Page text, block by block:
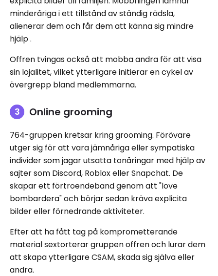
minderåriga i ett tillstånd av ständig rädsla,
alienerar dem och får dem att känna sig mindre
hjälp .
Offren tvingas också att mobba andra för att visa
sin lojalitet, vilket ytterligare initierar en cykel av
övergrepp bland medlemmarna.
Online grooming
764-gruppen kretsar kring grooming. Förövare
utger sig för att vara jämnåriga eller sympatiska
individer som jagar utsatta tonåringar med hjälp av
sajter som Discord, Roblox eller Snapchat. De
skapar ett förtroendeband genom att "love
bombardera" och börjar sedan kräva explicita
bilder eller förnedrande aktiviteter.
Efter att ha fått tag på komprometterande
material sextorterar gruppen offren och lurar dem
att skapa ytterligare CSAM, skada sig själva eller
andra.